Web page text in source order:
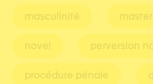
masculinité
novel perversion
procédure pénale